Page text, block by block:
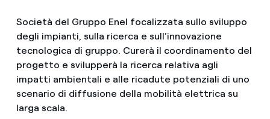
Società del Gruppo Enel focalizzata sullo sviluppo
degli impianti, sulla ricerca e sull’innovazione
tecnologica di gruppo. Curerà il coordinamento del
progetto e svilupperà la ricerca relativa agli
impatti ambientali e alle ricadute potenziali di uno
scenario di diffusione della mobilità elettrica su
larga scala.